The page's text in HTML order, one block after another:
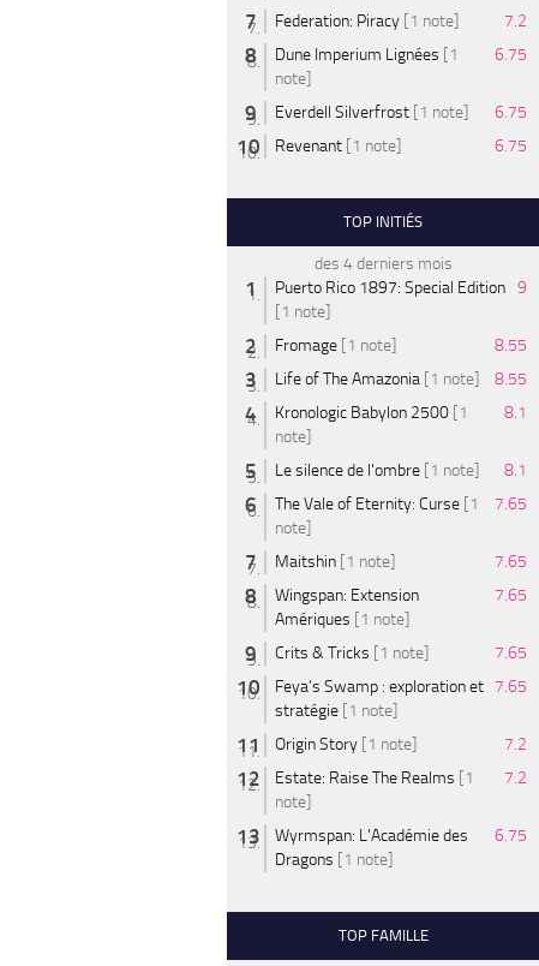
Federation: Piracy [1 note]
7.2
Dune Imperium Lignées [1
note]
6.75
Everdell Silverfrost [1 note]
6.75
Revenant [1 note] 6.75
TOP INITIÉS
des 4 derniers mois
Puerto Rico 1897: Special Edition
[1 note]
9
Fromage [1 note]
8.55
Life of The Amazonia [1 note]
8.55
Kronologic Babylon 2500 [1
note]
8.1
Le silence de l'ombre [1 note]
8.1
The Vale of Eternity: Curse [1
note]
7.65
Maitshin [1 note]
7.65
Wingspan: Extension
Amériques [1 note]
7.65
Crits & Tricks [1 note]
7.65
Feya’s Swamp : exploration et
stratégie [1 note]
7.65
Origin Story [1 note]
7.2
Estate: Raise The Realms [1
note]
7.2
Wyrmspan: L'Académie des
Dragons [1 note]
6.75
TOP FAMILLE